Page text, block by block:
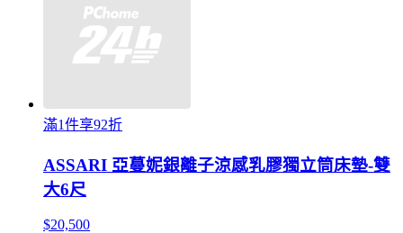
滿1件享92折
ASSARI 亞蔓妮銀離子涼感乳膠獨立筒床墊-雙
大6尺
$20,500